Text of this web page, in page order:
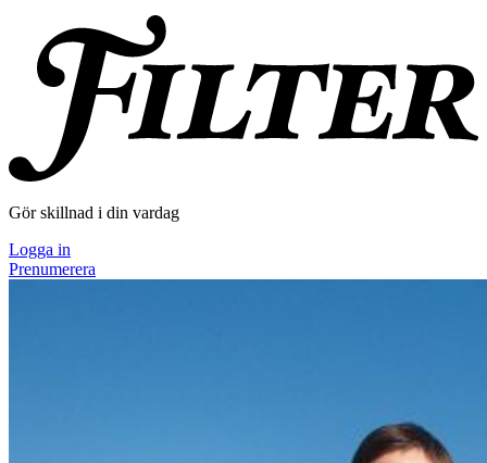
Gör skillnad i din vardag
Logga in
Prenumerera